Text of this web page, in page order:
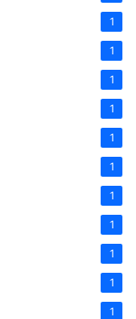
1
1
1
1
1
1
1
1
1
1
1